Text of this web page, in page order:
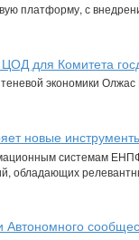
платформу, с
для Комитета
экономики
новые
системам
обладающих